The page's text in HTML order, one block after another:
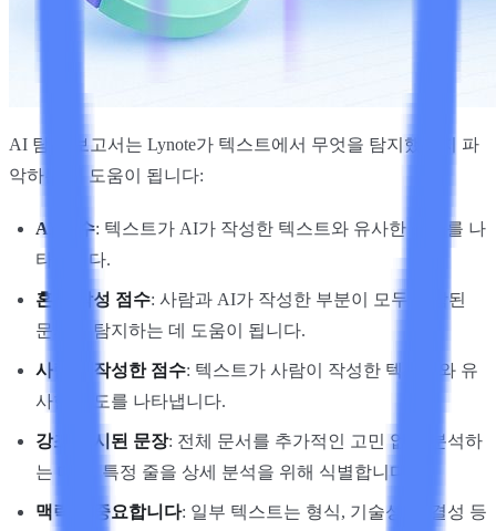
AI 탐지 보고서는 Lynote가 텍스트에서 무엇을 탐지했는지 파
악하는 데 도움이 됩니다:
AI 점수: 텍스트가 AI가 작성한 텍스트와 유사한 정도를 나
타냅니다.
혼합 작성 점수: 사람과 AI가 작성한 부분이 모두 포함된
문서를 탐지하는 데 도움이 됩니다.
사람이 작성한 점수: 텍스트가 사람이 작성한 텍스트와 유
사한 정도를 나타냅니다.
강조 표시된 문장: 전체 문서를 추가적인 고민 없이 분석하
는 대신, 특정 줄을 상세 분석을 위해 식별합니다.
맥락이 중요합니다: 일부 텍스트는 형식, 기술성, 간결성 등